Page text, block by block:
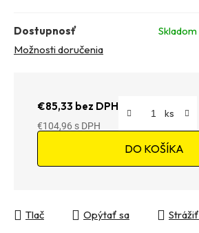
Dostupnosť
Skladom
Možnosti doručenia
€85,33 bez DPH
€104,96
DO KOŠÍKA
Tlač Opýtať sa Strážiť